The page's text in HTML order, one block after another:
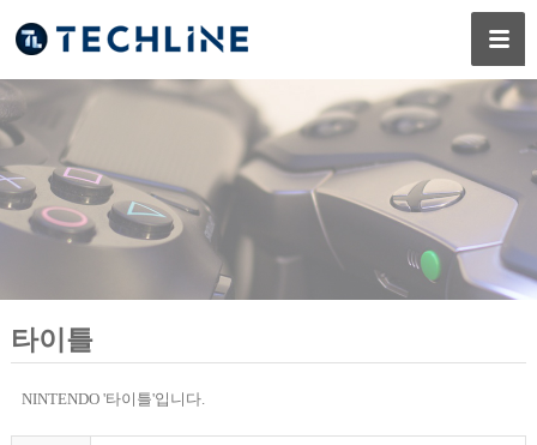
타이틀
NINTENDO '타이틀'입니다.